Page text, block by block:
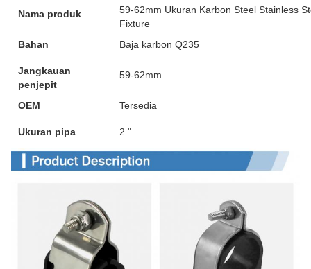
Nama produk
59-62mm Ukuran Karbon Steel Stainless
Fixture
Bahan
Baja karbon Q235
Jangkauan
penjepit
59-62mm
OEM Tersedia
Ukuran pipa 2 "